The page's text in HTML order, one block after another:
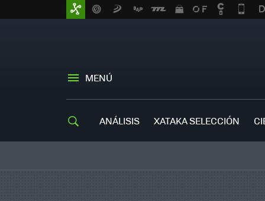
MENÚ
ANÁLISIS XATAKA SELECCIÓN